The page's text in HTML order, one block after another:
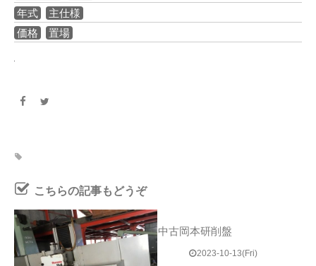
年式
主仕様
価格
置場
こちらの記事もどうぞ
中古岡本研削盤
2023-10-13(Fri)